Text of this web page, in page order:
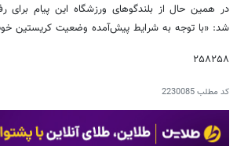
‫در همین حال از بلندگوهای ورزشگاه این پیام برای
شد: «با توجه به شرایط پیش‌آمده وضعیت کریستین
۲۵۸۲۵۸
کد مطلب2230085